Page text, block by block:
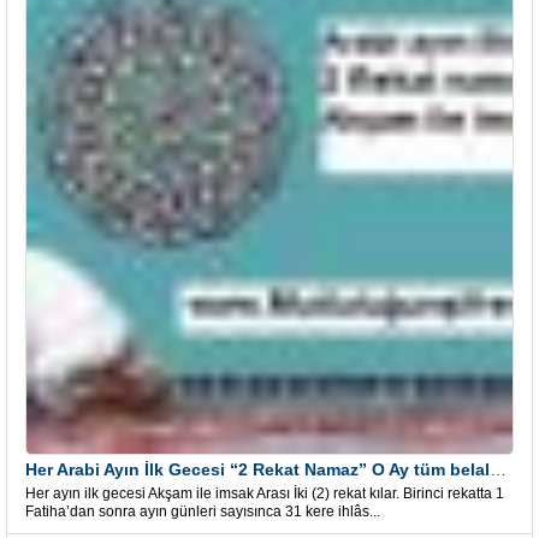
Her ayın ilk gecesi Akşam ile imsak Arası İki (2) rekat kılar. Birinci rekatta 1
Fatiha’dan sonra ayın günleri sayısınca 31 kere ihlâs...